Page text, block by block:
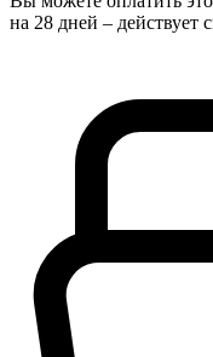
на 28 дней – действует